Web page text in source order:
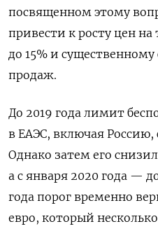
посвященном этому
привести к росту цен на
до 15% и
продаж.
До 2019 года лимит
в ЕАЭС, включая Россию,
Однако затем его
а с января 2020 года —
года порог временно
евро, который